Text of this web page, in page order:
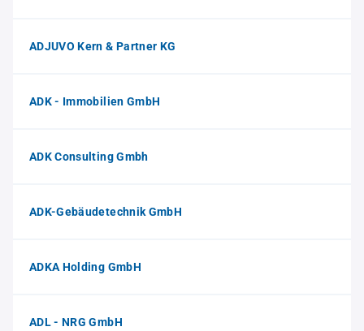
ADJUVO Kern & Partner KG
ADK - Immobilien GmbH
ADK Consulting Gmbh
ADK-Gebäudetechnik GmbH
ADKA Holding GmbH
ADL - NRG GmbH